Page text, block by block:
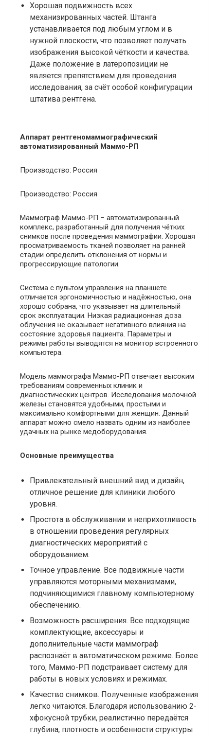
Хорошая подвижность всех
механизированных частей. Штанга
устанавливается под любым углом и в
нужной плоскости, что позволяет получать
изображения высокой чёткости и качества.
Даже положение в латеропозиции не
является препятствием для проведения
исследования, за счёт особой конфигурации
штатива рентгена.
Аппарат рентгеномаммографический
автоматизированный Маммо-РП
Производство: Россия
Производство: Россия
Маммограф Маммо-РП – автоматизированный
комплекс, разработанный для получения чётких
снимков после проведения маммографии. Хорошая
просматриваемость тканей позволяет на ранней
стадии определить отклонения от нормы и
прогрессирующие патологии.
Система с пультом управления на планшете
отличается эргономичностью и надёжностью, она
хорошо собрана, что указывает на длительный
срок эксплуатации. Низкая радиационная доза
облучения не оказывает негативного влияния на
состояние здоровья пациента. Параметры и
режимы работы выводятся на монитор встроенного
компьютера.
Модель маммографа Маммо-РП отвечает высоким
требованиям современных клиник и
диагностических центров. Исследования молочной
железы становятся удобными, простыми и
максимально комфортными для женщин. Данный
аппарат можно смело назвать одним из наиболее
удачных на рынке медоборудования.
Основные преимущества
Привлекательный внешний вид и дизайн,
отличное решение для клиники любого
уровня.
Простота в обслуживании и неприхотливость
в отношении проведения регулярных
диагностических мероприятий с
оборудованием.
Точное управление. Все подвижные части
управляются моторными механизмами,
подчиняющимися главному компьютерному
обеспечению.
Возможность расширения. Все подходящие
комплектующие, аксессуары и
дополнительные части маммограф
распознаёт в автоматическом режиме. Более
того, Маммо-РП подстраивает систему для
работы в новых условиях и режимах.
Качество снимков. Полученные изображения
легко читаются. Благодаря использованию 2-
хфокусной трубки, реалистично передаётся
глубина, плотность и особенности структуры